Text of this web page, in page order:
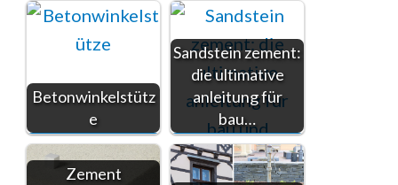
Betonwinkelstütz
e
Sandstein zement:
die ultimative
anleitung für
bau…
Zement